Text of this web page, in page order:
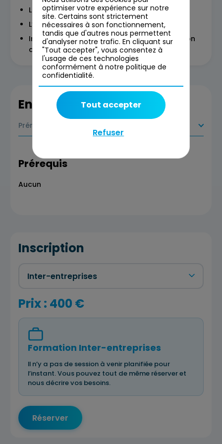
Le schéma
L’illustration
Introduction à l’IA générative pour la création
de visuel
En savoir plus
Prérequis
Prérequis
Aucun
Inscription
Prix : 400 €
Formation Inter-entreprises
Il n’y a pas de session à venir planifiée pour
l’instant. Vous pouvez tout de même réserver et
nous décrire vos besoins.
Réserver
optimiser votre expérience sur notre
site. Certains sont strictement
nécessaires à son fonctionnement,
tandis que d'autres nous permettent
d'analyser notre trafic. En cliquant sur
"Tout accepter", vous consentez à
l'usage de ces technologies
conformément à notre politique de
confidentialité.
Refuser
Tout accepter